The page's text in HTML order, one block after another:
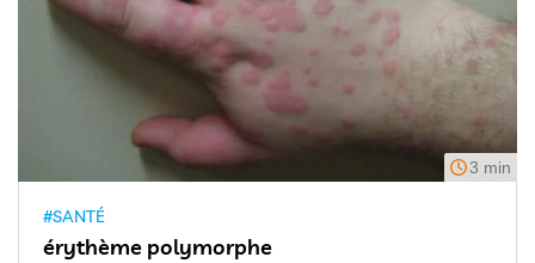
3 min
#SANTÉ
érythème polymorphe